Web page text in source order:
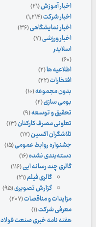
اخبار آموزش(۲۱)
اخبار شرکت(۱,۲۱۴)
اخبار نمایشگاهی(۳۶)
اخبار ورزشی(۷)
اسلایدر
(۶۰)
اطلاعیه ها(۲)
افتخارات(۲۲)
بدون مجموعه(۱۰)
بومی سازی(۲)
تحقیق و توسعه(۹)
تعاونی مصرف کارکنان(۱۳)
تلاشگران اکسین(۱۷)
جشنواره روابط عمومی(۱۵)
دسته‌بندی نشده(۱۶)
گالری چند رسانه ایی(۱۱۶)
گالری فیلم(۲۱)
گزارش تصویری(۹۵)
مزایدات و مناقصات(۲۰۷)
معرفی شرکت(۱)
هفته نامه خبری صنعت فولاد